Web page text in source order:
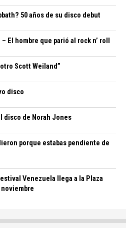
50 años de su disco debut
El hombre que parió al rock n’ roll
Scott Weiland”
disco
disco de Norah Jones
porque estabas pendiente de
Venezuela llega a la Plaza